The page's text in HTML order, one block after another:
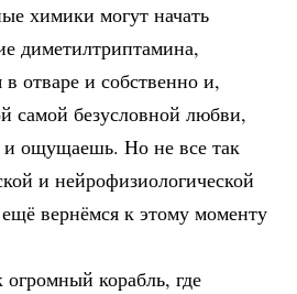
химики могут начать
диметилтриптамина,
отваре и собственно и,
самой безусловной любви,
ощущаешь. Но не все так
и нейрофизиологической
вернёмся к этому моменту
корабль, где